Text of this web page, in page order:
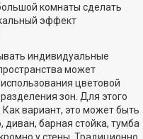
комнаты сделать
эффект
индивидуальные
может
цветовой
зон. Для этого
Как вариант, это может быть
диван, барная стойка, тумба